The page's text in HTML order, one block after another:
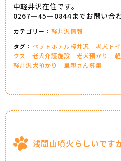
中軽井沢在住です。
0267ー45ー0844までお問い合わ
カテゴリー： 軽井沢情報
タグ： ペットホテル軽井沢 老犬ト
クス
老犬介護施設 老犬預かり
軽井沢犬預かり
里親さん募集
浅間山噴火らしいです